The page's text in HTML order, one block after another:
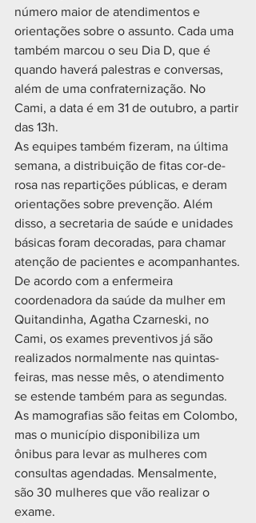
número maior de atendimentos e
orientações sobre o assunto. Cada uma
também marcou o seu Dia D, que é
quando haverá palestras e conversas,
além de uma confraternização. No
Cami, a data é em 31 de outubro, a partir
das 13h.
As equipes também fizeram, na última
semana, a distribuição de fitas cor-de-
rosa nas repartições públicas, e deram
orientações sobre prevenção. Além
disso, a secretaria de saúde e unidades
básicas foram decoradas, para chamar
atenção de pacientes e acompanhantes.
De acordo com a enfermeira
coordenadora da saúde da mulher em
Quitandinha, Agatha Czarneski, no
Cami, os exames preventivos já são
realizados normalmente nas quintas-
feiras, mas nesse mês, o atendimento
se estende também para as segundas.
As mamografias são feitas em Colombo,
mas o município disponibiliza um
ônibus para levar as mulheres com
consultas agendadas. Mensalmente,
são 30 mulheres que vão realizar o
exame.